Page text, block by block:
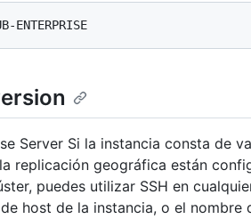
Server Si la instancia consta de
replicación geográfica están
puedes utilizar SSH en
host de la instancia, o el nombre